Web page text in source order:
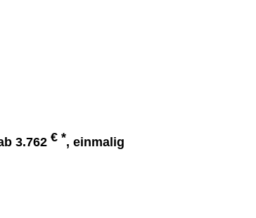
3.762 € *, einmalig